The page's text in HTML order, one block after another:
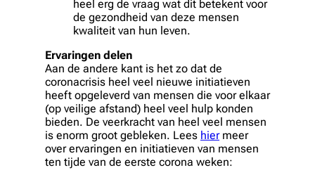
heel erg de vraag wat dit betekent voor
de gezondheid van deze mensen
kwaliteit van hun leven.
Ervaringen delen
Aan de andere kant is het zo dat de
coronacrisis heel veel nieuwe initiatieven
heeft opgeleverd van mensen die voor elkaar
(op veilige afstand) heel veel hulp konden
bieden. De veerkracht van heel veel mensen
is enorm groot gebleken. Lees hiermeer
over ervaringen en initiatieven van mensen
ten tijde van de eerste corona weken: